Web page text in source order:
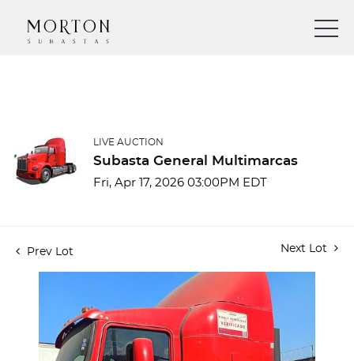
LIVE AUCTION
Subasta General Multimarcas
Fri, Apr 17, 2026 03:00PM EDT
Prev Lot Next Lot